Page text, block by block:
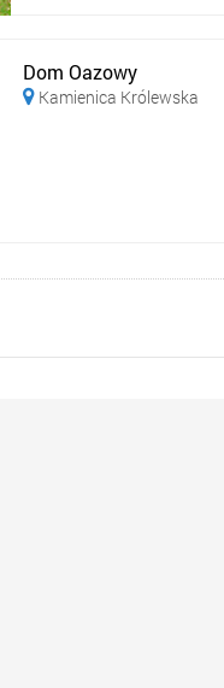
Dom Oazowy
 Kamienica Królewska